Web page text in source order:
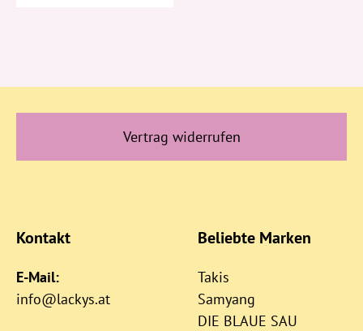
Vertrag widerrufen
Kontakt
E-Mail:
info@lackys.at
Beliebte Marken
Takis
Samyang
DIE BLAUE SAU